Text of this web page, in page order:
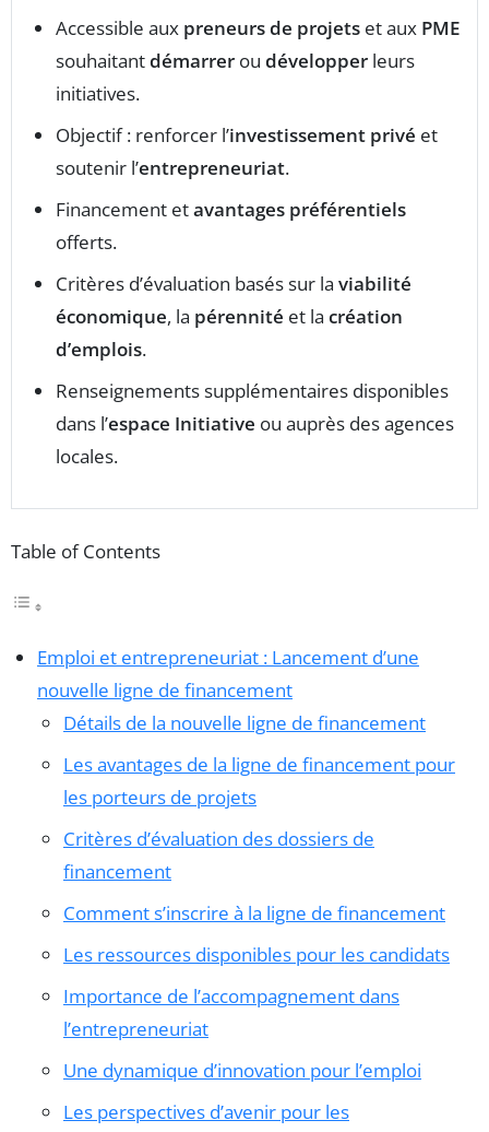
Accessible aux preneurs de projets et aux PME
souhaitantdémarrer ou développer leurs
initiatives.
Objectif : renforcer l’investissement privé et
soutenir l’entrepreneuriat.
Financement etavantages préférentiels
offerts.
Critères d’évaluation basés sur la viabilité
économique, la pérennité et la création
d’emplois.
Renseignements supplémentaires disponibles
dans l’espace Initiative ou auprès des agences
locales.
Table of Contents
Emploi et entrepreneuriat : Lancement d’une
nouvelle ligne de financement
Détails de la nouvelle ligne de financement
Les avantages de la ligne de financement pour
les porteurs de projets
Critères d’évaluation des dossiers de
financement
Comment s’inscrire à la ligne de financement
Les ressources disponibles pour les candidats
Importance de l’accompagnement dans
l’entrepreneuriat
Une dynamique d’innovation pour l’emploi
Les perspectives d’avenir pour les